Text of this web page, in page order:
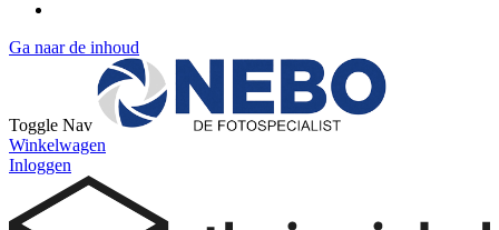
Ga naar de inhoud
Toggle Nav
Winkelwagen
Inloggen